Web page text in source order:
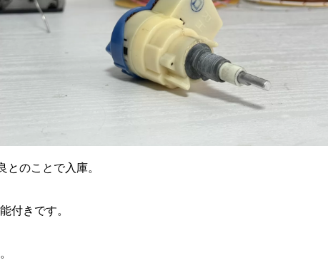
のことで入庫。
付きです。